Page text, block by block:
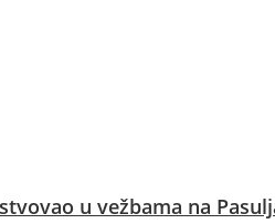
u vežbama na